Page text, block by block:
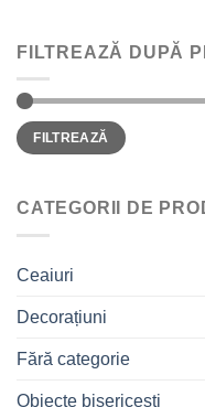
FILTREAZĂ DUPĂ
Preț
Minim
Preț
MaximFILTREAZĂ
CATEGORII DE
Ceaiuri
Decorațiuni
Fără categorie
Obiecte bisericești